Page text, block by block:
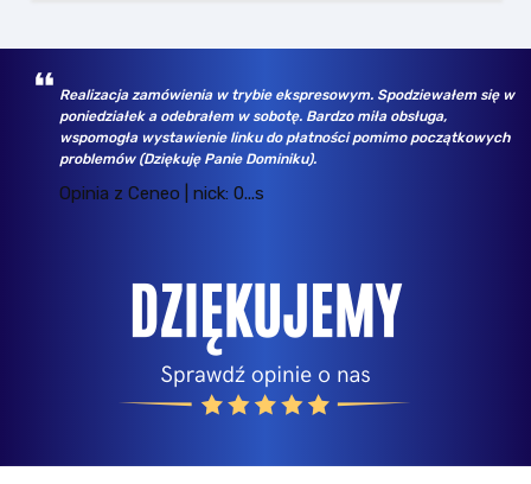
Realizacja zamówienia w trybie ekspresowym. Spodziewałem się w
poniedziałek a odebrałem w sobotę. Bardzo miła obsługa,
wspomogła wystawienie linku do płatności pomimo początkowych
problemów (Dziękuję Panie Dominiku).
Opinia z Ceneo | nick: 0...s